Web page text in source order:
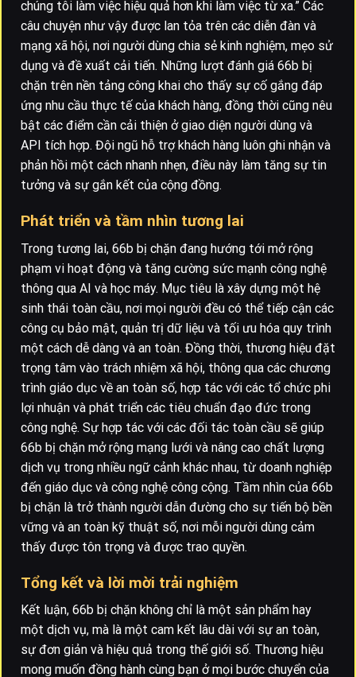
chúng tôi làm việc hiệu quả hơn khi làm việc từ xa.” Các
câu chuyện như vậy được lan tỏa trên các diễn đàn và
mạng xã hội, nơi người dùng chia sẻ kinh nghiệm, mẹo sử
dụng và đề xuất cải tiến. Những lượt đánh giá 66b bị
chặn trên nền tảng công khai cho thấy sự cố gắng đáp
ứng nhu cầu thực tế của khách hàng, đồng thời cũng nêu
bật các điểm cần cải thiện ở giao diện người dùng và
API tích hợp. Đội ngũ hỗ trợ khách hàng luôn ghi nhận và
phản hồi một cách nhanh nhẹn, điều này làm tăng sự tin
tưởng và sự gắn kết của cộng đồng.
Phát triển và tầm nhìn tương lai
Trong tương lai, 66b bị chặn đang hướng tới mở rộng
phạm vi hoạt động và tăng cường sức mạnh công nghệ
thông qua AI và học máy. Mục tiêu là xây dựng một hệ
sinh thái toàn cầu, nơi mọi người đều có thể tiếp cận các
công cụ bảo mật, quản trị dữ liệu và tối ưu hóa quy trình
một cách dễ dàng và an toàn. Đồng thời, thương hiệu đặt
trọng tâm vào trách nhiệm xã hội, thông qua các chương
trình giáo dục về an toàn số, hợp tác với các tổ chức phi
lợi nhuận và phát triển các tiêu chuẩn đạo đức trong
công nghệ. Sự hợp tác với các đối tác toàn cầu sẽ giúp
66b bị chặn mở rộng mạng lưới và nâng cao chất lượng
dịch vụ trong nhiều ngữ cảnh khác nhau, từ doanh nghiệp
đến giáo dục và công nghệ công cộng. Tầm nhìn của 66b
bị chặn là trở thành người dẫn đường cho sự tiến bộ bền
vững và an toàn kỹ thuật số, nơi mỗi người dùng cảm
thấy được tôn trọng và được trao quyền.
Tổng kết và lời mời trải nghiệm
Kết luận, 66b bị chặn không chỉ là một sản phẩm hay
một dịch vụ, mà là một cam kết lâu dài với sự an toàn,
sự đơn giản và hiệu quả trong thế giới số. Thương hiệu
mong muốn đồng hành cùng bạn ở mọi bước chuyển của